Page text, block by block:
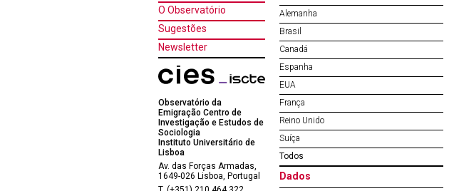
O Observatório
Sugestões
Newsletter
Observatório da
Emigração Centro de
Investigação e Estudos de
Sociologia
Instituto Universitário de
Lisboa
Av. das Forças Armadas,
1649-026 Lisboa, Portugal
Alemanha
Brasil
Canadá
Espanha
EUA
França
Reino Unido
Suíça
Todos
Dados